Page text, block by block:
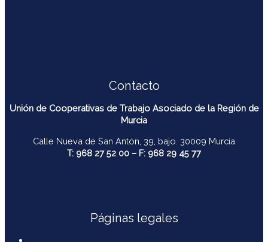
Contacto
Unión de Cooperativas de Trabajo Asociado de la Región de
Murcia
Calle Nueva de San Antón, 39, bajo. 30009 Murcia
T: 968 27 52 00 – F: 968 29 45 77
Páginas legales